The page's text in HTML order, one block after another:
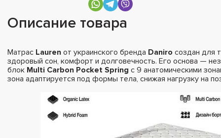
Описание товара
Матрас Lauren от украинского бренда Daniro создан для
здоровый сон, комфорт и долговечность. Его основа —
блок Multi Carbon Pocket Spring с 9 анатомическими
зона адаптируется под формы тела, снижая нагрузку на